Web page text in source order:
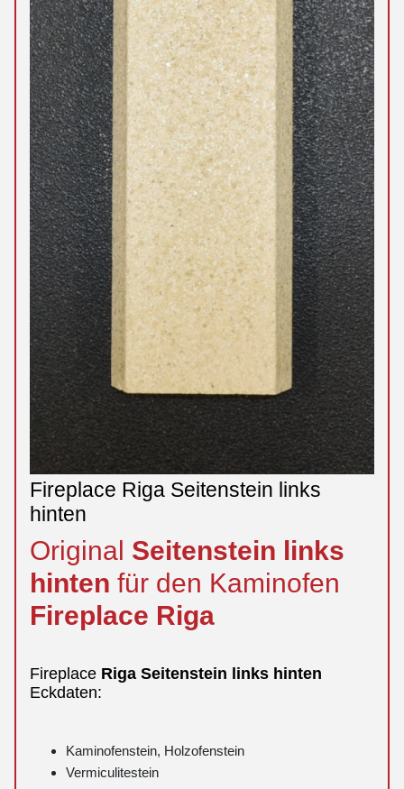
Fireplace Riga Seitenstein links
hinten
Original Seitenstein links
hinten für den Kaminofen
Fireplace Riga
Fireplace Riga Seitenstein links hinten
Eckdaten:
Kaminofenstein, Holzofenstein
Vermiculitestein